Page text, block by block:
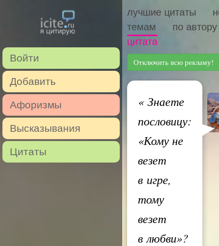
Войти
Добавить
Афоризмы
Высказывания
Цитаты
лучшие цитаты
темам
по автору
цитата
Отключить всю рекламу!
«Знаете
пословицу:
«Кому не
везет
в игре,
тому
везет
в любви»?